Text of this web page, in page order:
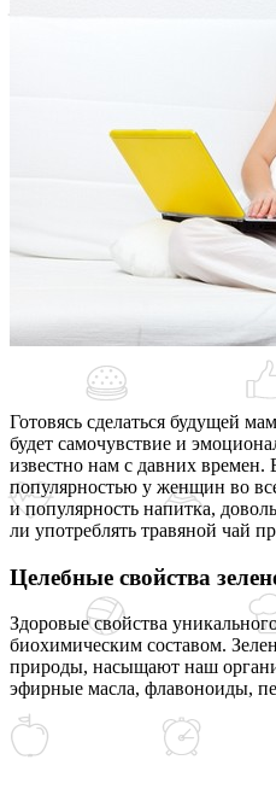
Готовясь сделаться будущей
будет самочувствие и
известно нам с давних времен.
популярностью у женщин во
и популярность напитка,
ли употреблять травяной чай
Целебные свойства
Здоровые свойства
биохимическим составом.
природы, насыщают наш
эфирные масла, флавоноиды,